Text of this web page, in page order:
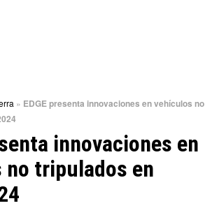
» EDGE presenta innovaciones en vehículos no
innovaciones en
no tripulados en